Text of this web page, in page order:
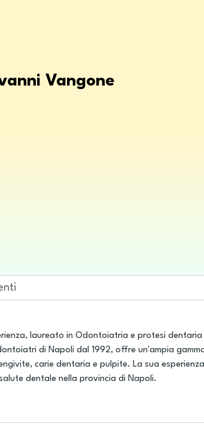
Vangone
laureato in Odontoiatria e protesi dentaria
di Napoli dal 1992, offre un'ampia
carie dentaria e pulpite. La sua
dentale nella provincia di Napoli.